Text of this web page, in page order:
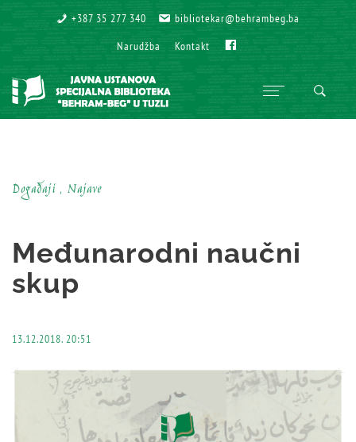
+387 35 277 340
+387 35 277 340 bibliotekar@behrambeg.ba
bibliotekar@behrambeg.ba
Narudžba
Narudžba Kontakt
Kontakt
Događaji , Najave
Međunarodni naučni
skup
13.12.2018. 20:51